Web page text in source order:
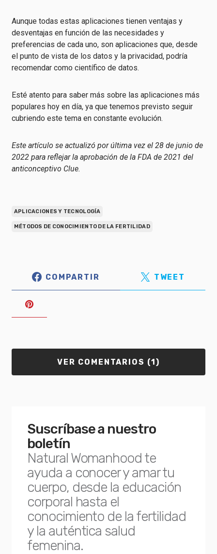
Aunque todas estas aplicaciones tienen ventajas y
desventajas en función de las necesidades y
preferencias de cada uno, son aplicaciones que, desde
el punto de vista de los datos y la privacidad, podría
recomendar como científico de datos.
Esté atento para saber más sobre las aplicaciones más
populares hoy en día, ya que tenemos previsto seguir
cubriendo este tema en constante evolución.
Este artículo se actualizó por última vez el 28 de junio de
2022 para reflejar la aprobación de la FDA de 2021 del
anticonceptivo Clue.
APLICACIONES Y TECNOLOGÍA
MÉTODOS DE CONOCIMIENTO DE LA FERTILIDAD
COMPARTIR TWEET
VER COMENTARIOS (1)
Suscríbase a nuestro
boletín
Natural Womanhood te
ayuda a conocer y amar tu
cuerpo, desde la educación
corporal hasta el
conocimiento de la fertilidad
y la auténtica salud
femenina.